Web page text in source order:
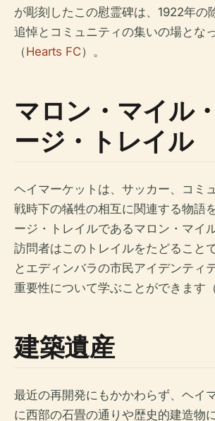
が彫刻したこの慰霊碑は、1922年の
追悼とコミュニティの集いの場とな
（Hearts FC）。
マロン・マイル
ージ・トレイル
ヘイマーケットは、サッカー、コミ
戦時下の犠牲の相互に関連する物語
ージ・トレイルであるマロン・マイ
訪問者はこのトレイルをたどること
とエディンバラの市民アイデンティ
重要性について学ぶことができます
建築遺産
最近の再開発にもかかわらず、ヘイ
に西部の石畳の通りや歴史的建造物